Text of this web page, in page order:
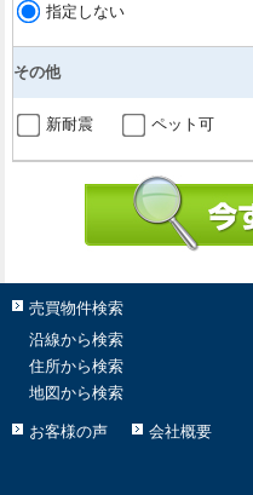
指定しない
その他
新耐震 ペット可
売買物件検索
沿線から検索
住所から検索
地図から検索
お客様の声 会社概要